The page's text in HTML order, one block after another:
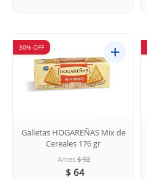
30% OFF
Galletas HOGAREÑAS Mix de
Cereales 176 gr
Antes $ 92
$ 64